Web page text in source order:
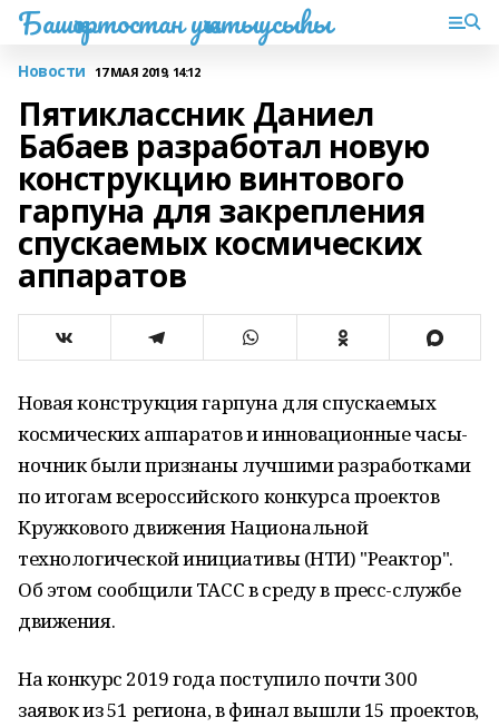
Башҡортостан уҡытыусыһы
Новости 17 МАЯ 2019, 14:12
Пятиклассник Даниел
Бабаев разработал новую
конструкцию винтового
гарпуна для закрепления
спускаемых космических
аппаратов
Новая конструкция гарпуна для спускаемых
космических аппаратов и инновационные часы-
ночник были признаны лучшими разработками
по итогам всероссийского конкурса проектов
Кружкового движения Национальной
технологической инициативы (НТИ) "Реактор".
Об этом сообщили ТАСС в среду в пресс-службе
движения.
На конкурс 2019 года поступило почти 300
заявок из 51 региона, в финал вышли 15 проектов,